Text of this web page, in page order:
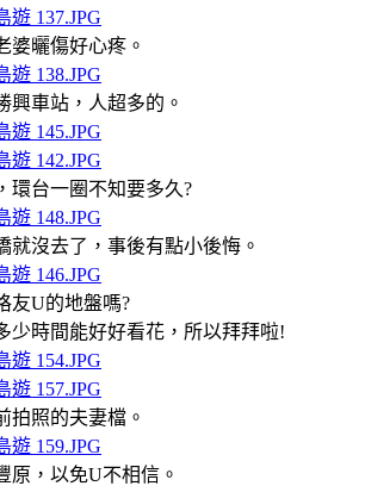
婆曬傷好心疼。
興車站，人超多的。
環台一圈不知要多久?
就沒去了，事後有點小後悔。
友U的地盤嗎?
少時間能好好看花，所以拜拜啦!
拍照的夫妻檔。
原，以免U不相信。